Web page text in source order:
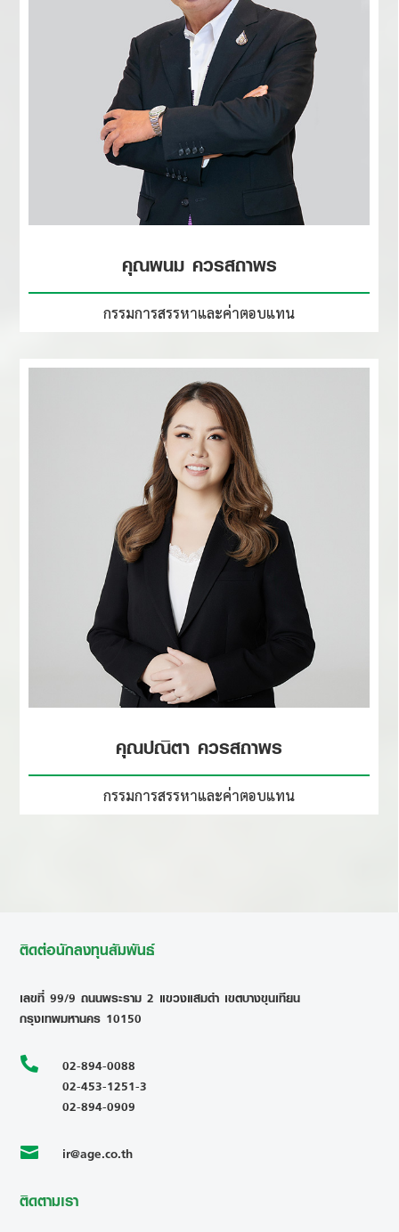
คุณพนม ควรสถาพร
กรรมการสรรหาและค่าตอบแทน
คุณปณิตา ควรสถาพร
กรรมการสรรหาและค่าตอบแทน
ติดต่อนักลงทุนสัมพันธ์
เลขที่ 99/9 ถนนพระราม 2 แขวงแสมดำ เขตบางขุนเทียน
กรุงเทพมหานคร 10150

02-894-0088
02-453-1251-3
02-894-0909
 ir@age.co.th
ติดตามเรา